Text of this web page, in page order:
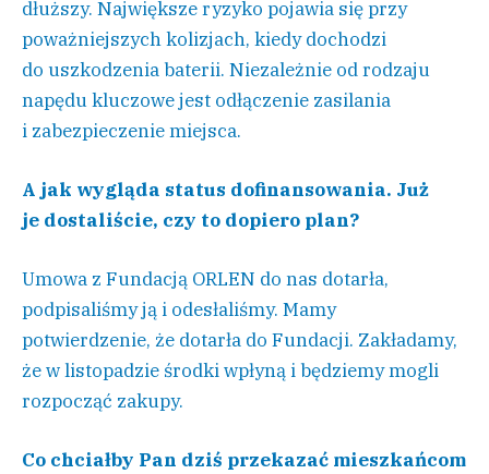
dłuższy. Największe ryzyko pojawia się przy
poważniejszych kolizjach, kiedy dochodzi
do uszkodzenia baterii. Niezależnie od rodzaju
napędu kluczowe jest odłączenie zasilania
i zabezpieczenie miejsca.
A jak wygląda status dofinansowania. Już
je dostaliście, czy to dopiero plan?
Umowa z Fundacją ORLEN do nas dotarła,
podpisaliśmy ją i odesłaliśmy. Mamy
potwierdzenie, że dotarła do Fundacji. Zakładamy,
że w listopadzie środki wpłyną i będziemy mogli
rozpocząć zakupy.
Co chciałby Pan dziś przekazać mieszkańcom